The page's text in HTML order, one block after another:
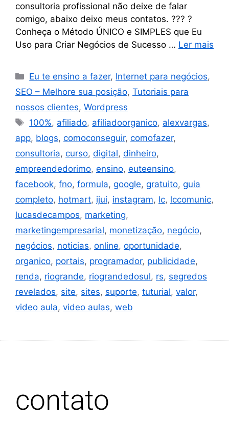
consultoria profissional não deixe de falar
comigo, abaixo deixo meus contatos. ??? ?
Conheça o Método ÚNICO e SIMPLES que Eu
Uso para Criar Negócios de Sucesso … Ler mais
Eu te ensino a fazer, Internet para negócios,
SEO – Melhore sua posição, Tutoriais para
nossos clientes, Wordpress
100%, afiliado, afiliadoorganico, alexvargas,
app, blogs, comoconseguir, comofazer,
consultoria, curso, digital, dinheiro,
empreendedorimo, ensino, euteensino,
facebook, fno, formula, google, gratuito, guia
completo, hotmart, ijui, instagram, lc, lccomunic,
lucasdecampos, marketing,
marketingempresarial, monetização, negócio,
negócios, noticias, online, oportunidade,
organico, portais, programador, publicidade,
renda, riogrande, riograndedosul, rs, segredos
revelados, site, sites, suporte, tuturial, valor,
video aula, video aulas, web
contato